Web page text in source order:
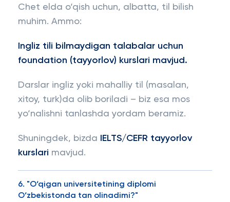
Chet elda o‘qish uchun, albatta, til bilish
muhim. Ammo:
Ingliz tili bilmaydigan talabalar uchun
foundation (tayyorlov) kurslari mavjud.
Darslar ingliz yoki mahalliy til (masalan,
xitoy, turk)da olib boriladi – biz esa mos
yo‘nalishni tanlashda yordam beramiz.
Shuningdek, bizda
IELTS/CEFR tayyorlov
kurslari mavjud.
6. "O‘qigan universitetining diplomi
O‘zbekistonda tan olinadimi?"